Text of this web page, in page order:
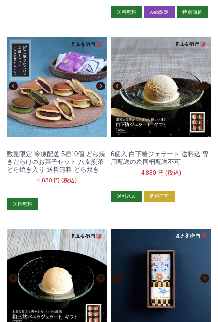
送料無料 web限定 特別価格
数量限定 冷凍配送 5種10個 どら焼
きだらけのお菓子セット 八女煎茶
どら焼き入り 送料無料 どら焼き
4,880 円 (税込)
送料無料
6個入 白下糖ジェラート 送料込 専
用配送の為同梱配送不可
4,880 円 (税込)
送料込み 同梱不可